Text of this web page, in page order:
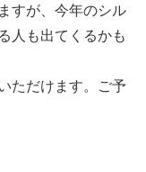
すが、今年のシル
人も出てくるかも
ただけます。ご予